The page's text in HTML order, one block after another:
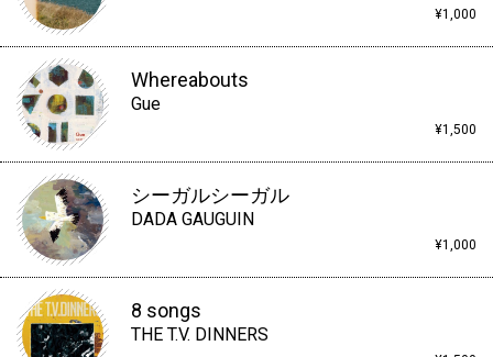
¥1,000
Whereabouts
Gue
¥1,500
シーガルシーガル
DADA GAUGUIN
¥1,000
8 songs
THE T.V. DINNERS